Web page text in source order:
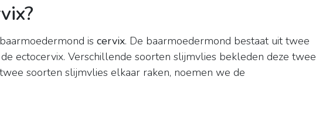
is cervix. De baarmoedermond bestaat uit twee
ectocervix. Verschillende soorten slijmvlies bekleden deze twee
soorten slijmvlies elkaar raken, noemen we de